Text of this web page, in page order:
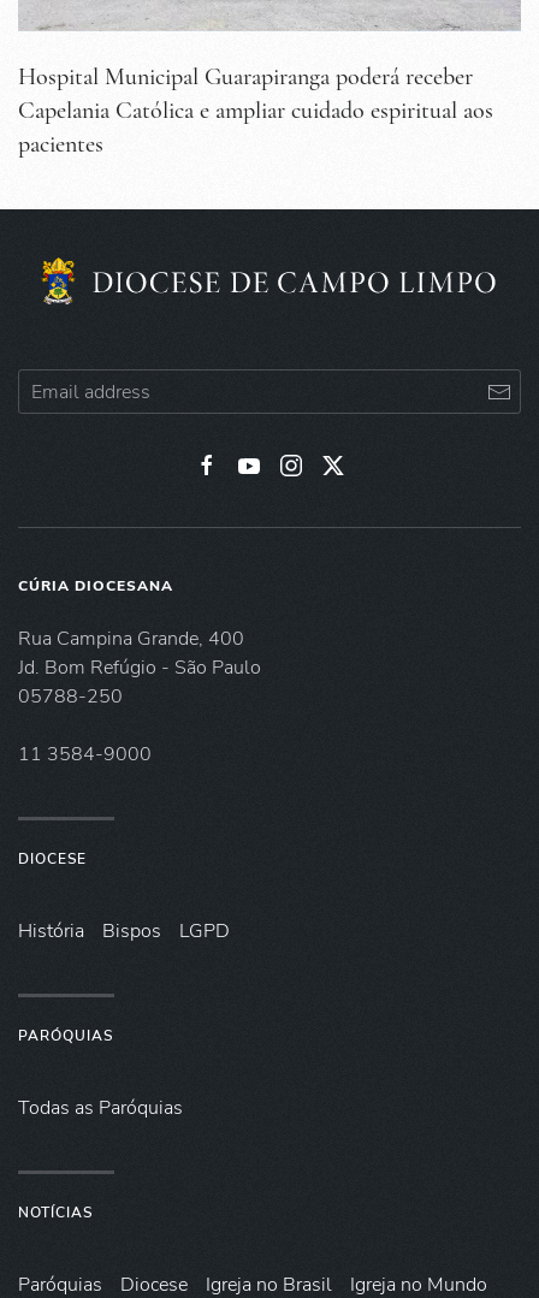
Hospital Municipal Guarapiranga poderá receber
Capelania Católica e ampliar cuidado espiritual aos
pacientes
CÚRIA DIOCESANA
Rua Campina Grande, 400
Jd. Bom Refúgio - São Paulo
05788-250
11 3584-9000
DIOCESE
História Bispos LGPD
PARÓQUIAS
Todas as Paróquias
NOTÍCIAS
Paróquias Diocese Igreja no Brasil Igreja no Mundo